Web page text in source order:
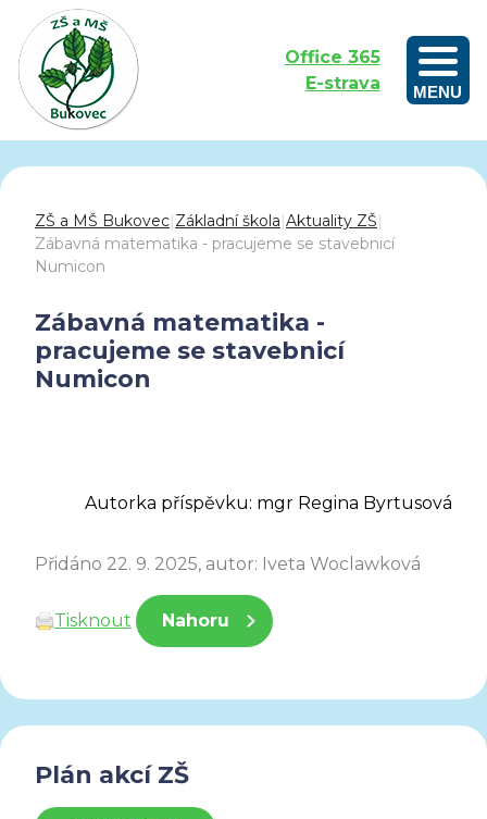
Office 365
E-strava
MENU
ZŠ a MŠ Bukovec|Základní škola|Aktuality ZŠ|
Zábavná matematika - pracujeme se stavebnicí
Numicon
Zábavná matematika -
pracujeme se stavebnicí
Numicon
Autorka příspěvku: mgr Regina Byrtusová
Přidáno 22. 9. 2025, autor: Iveta Woclawková
Tisknout Nahoru
Plán akcí ZŠ